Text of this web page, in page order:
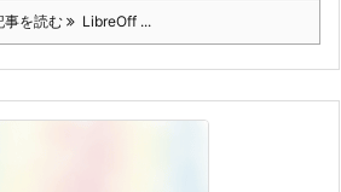
事を読む LibreOff ...